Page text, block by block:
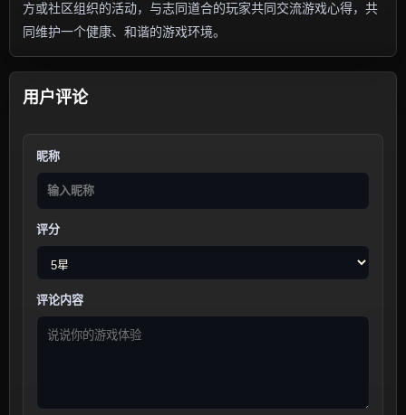
方或社区组织的活动，与志同道合的玩家共同交流游戏心得，共
同维护一个健康、和谐的游戏环境。
用户评论
昵称
评分
评论内容